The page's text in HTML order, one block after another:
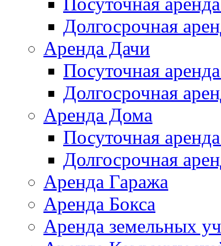
Долгосрочная
Аренда Дачи
Посуточная
Долгосрочная
Аренда Дома
Посуточная
Долгосрочная
Аренда Гаража
Аренда Бокса
Аренда земельных